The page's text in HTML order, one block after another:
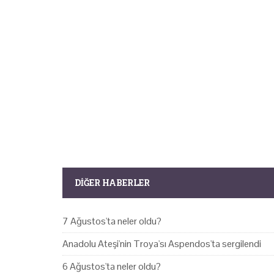
DIĞER HABERLER
7 Ağustos'ta neler oldu?
Anadolu Ateşi'nin Troya'sı Aspendos'ta sergilendi
6 Ağustos'ta neler oldu?